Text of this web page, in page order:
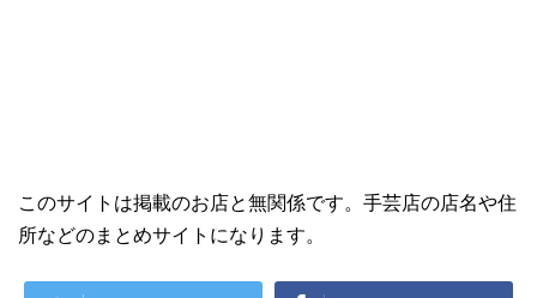
このサイトは掲載のお店と無関係です。手芸店の店名や住
所などのまとめサイトになります。